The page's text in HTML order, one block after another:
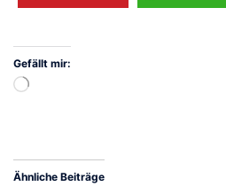
Gefällt mir:
Wird
Ähnliche Beiträge